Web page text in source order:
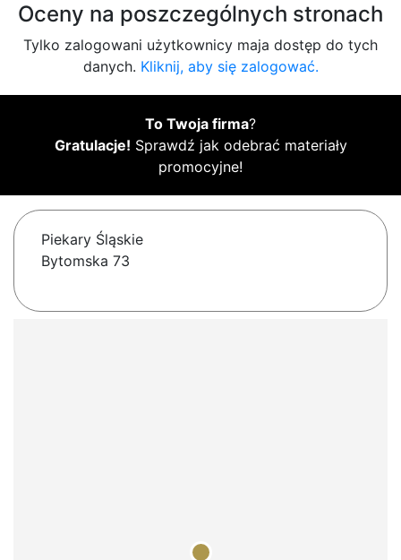
Oceny na poszczególnych stronach
Tylko zalogowani użytkownicy maja dostęp do tych
danych. Kliknij, aby się zalogować.
To Twoja firma?
Gratulacje! Sprawdź jak odebrać materiały
promocyjne!
Piekary Śląskie
Bytomska 73